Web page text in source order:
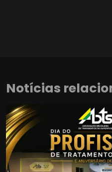
Notícias